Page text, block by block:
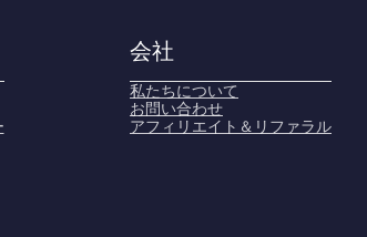
会社
私たちについて
お問い合わせ
アフィリエイト＆リファラル